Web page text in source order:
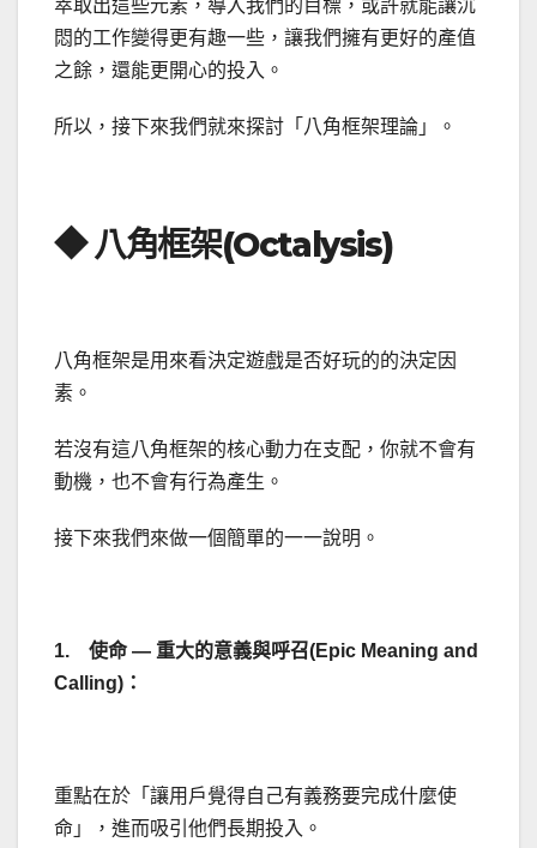
萃取出這些元素，導入我們的目標，或許就能讓沉
悶的工作變得更有趣一些，讓我們擁有更好的產值
之餘，還能更開心的投入。
所以，接下來我們就來探討「八角框架理論」。
◆ 八角框架(Octalysis)
八角框架是用來看決定遊戲是否好玩的的決定因
素。
若沒有這八角框架的核心動力在支配，你就不會有
動機，也不會有行為產生。
接下來我們來做一個簡單的一一說明。
1. 使命 — 重大的意義與呼召(Epic Meaning and
Calling)：
重點在於「讓用戶覺得自己有義務要完成什麼使
命」，進而吸引他們長期投入。